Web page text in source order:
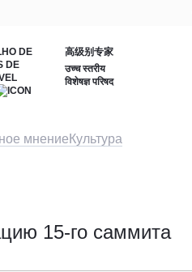
DE
DE
高级别专家
उच्च स्तरीय
विशेषज्ञ परिषद
мнение Культура
15-го саммита